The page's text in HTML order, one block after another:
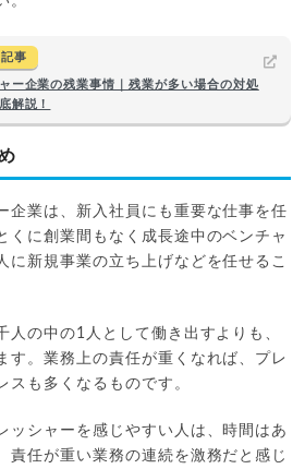
事
ー企業の残業事情｜残業が多い場合の対処
解説！
企業は、新入社員にも重要な仕事を任
くに創業間もなく成長途中のベンチャ
に新規事業の立ち上げなどを任せるこ
人の中の1人として働き出すよりも、
す。業務上の責任が重くなれば、プレ
スも多くなるものです。
ッシャーを感じやすい人は、時間はあ
責任が重い業務の連続を激務だと感じ